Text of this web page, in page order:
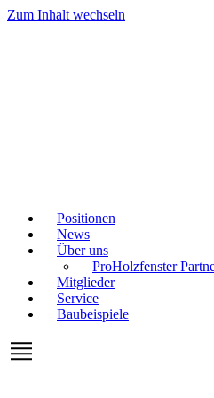
Zum Inhalt wechseln
Positionen
News
Über uns
ProHolzfenster
Mitglieder
Service
Baubeispiele